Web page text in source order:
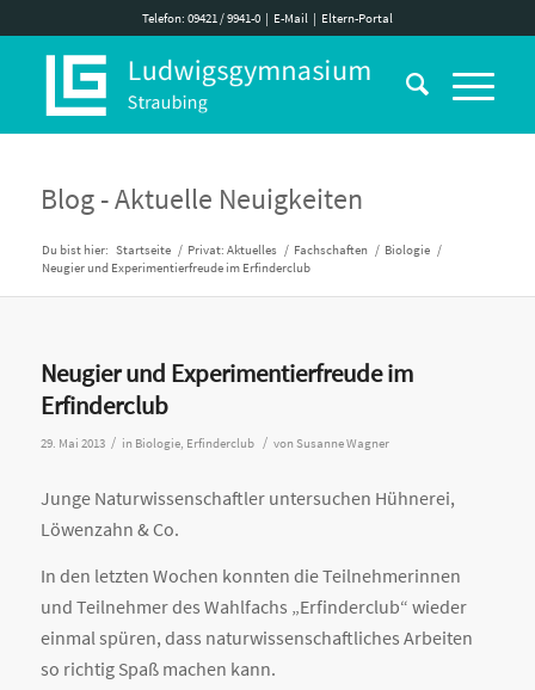
Telefon: 09421 / 9941-0| E-Mail| Eltern-Portal
Blog - Aktuelle Neuigkeiten
Du bist hier: Startseite / Privat: Aktuelles / Fachschaften / Biologie /
Neugier und Experimentierfreude im Erfinderclub
Neugier und Experimentierfreude im
Erfinderclub
29. Mai 2013 / in Biologie, Erfinderclub / von Susanne Wagner
Junge Naturwissenschaftler untersuchen Hühnerei,
Löwenzahn & Co.
In den letzten Wochen konnten die Teilnehmerinnen
und Teilnehmer des Wahlfachs „Erfinderclub“ wieder
einmal spüren, dass naturwissenschaftliches Arbeiten
so richtig Spaß machen kann.